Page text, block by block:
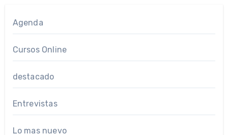
Agenda
Cursos Online
destacado
Entrevistas
Lo mas nuevo